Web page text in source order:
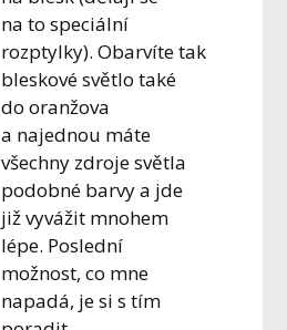
na to speciální
rozptylky). Obarvíte tak
bleskové světlo také
do oranžova
a najednou máte
všechny zdroje světla
podobné barvy a jde
již vyvážit mnohem
lépe. Poslední
možnost, co mne
napadá, je si s tím